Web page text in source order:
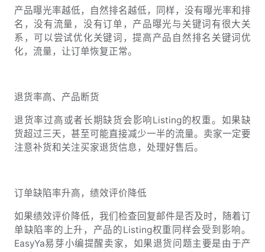
产品曝光率越低，自然排名越低，同样，没有曝光率和排
名，没有流量，没有订单，产品曝光与关键词有很大关
系，可以尝试优化关键词，提高产品自然排名关键词优
化，流量，让订单恢复正常。
退货率高、产品断货
退货率过高或者长期缺货会影响Listing的权重。如果缺
货超过三天，甚至可能直接减少一半的流量。卖家一定要
注意补货和关注买家退货信息，处理好售后。
订单缺陷率升高，绩效评价降低
如果绩效评价降低，我们检查回复邮件是否及时，随着订
单缺陷率的上升，产品的Listing权重同样会受到影响。
EasyYa易芽小编提醒卖家，如果退货问题主要是由于产